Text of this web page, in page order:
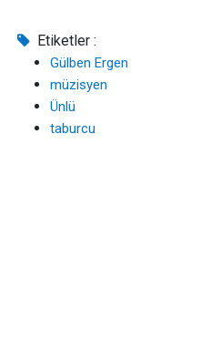
Etiketler :
Gülben Ergen
müzisyen
Ünlü
taburcu